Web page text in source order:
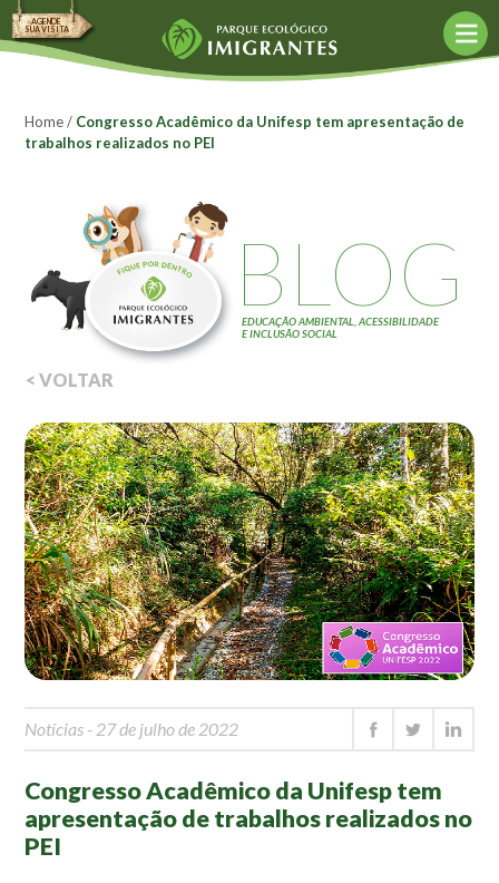
Agende sua visita
Agendar agora
Política de Agendamento
O Parque
Bioconstrução
Conceito Mottainai
Construção Sustentável
Fund. Kunito Miyasaka
Acessibilidade
Monitores
Mapa Ilustrado
Fauna e Flora
Aranhas
Anta
Palmeira Juçara
Bugio
Borboletas
Liquens
Tucano do Bico Verde
AGENDE
SUA VISITA
Home/ Congresso Acadêmico da Unifesp tem apresentação de
trabalhos realizados no PEI
BLOG
EDUCAÇÃO AMBIENTAL, ACESSIBILIDADE
E INCLUSÃO SOCIAL
< VOLTAR
Notícias - 27 de julho de 2022
Congresso Acadêmico da Unifesp tem
apresentação de trabalhos realizados no
PEI